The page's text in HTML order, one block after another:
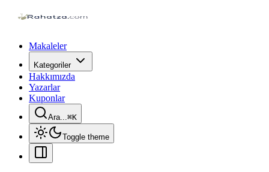
Makaleler
Kategoriler
Hakkımızda
Yazarlar
Kuponlar
Ara...⌘K
Toggle theme